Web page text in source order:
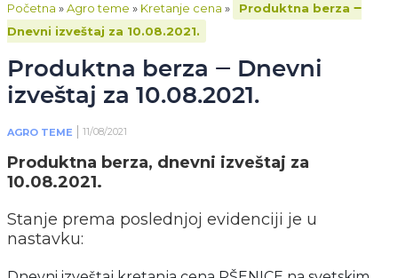
Početna »Agro teme » Kretanje cena »
Produktna berza ‒
Dnevni izveštaj za 10.08.2021.
Produktna berza ‒ Dnevni
izveštaj za 10.08.2021.
AGRO TEME 11/08/2021
Produktna berza, dnevni izveštaj za
10.08.2021.
Stanje prema poslednjoj evidenciji je u
nastavku: